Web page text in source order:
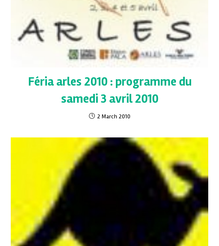
Féria arles 2010 : programme du
samedi 3 avril 2010
2 March 2010